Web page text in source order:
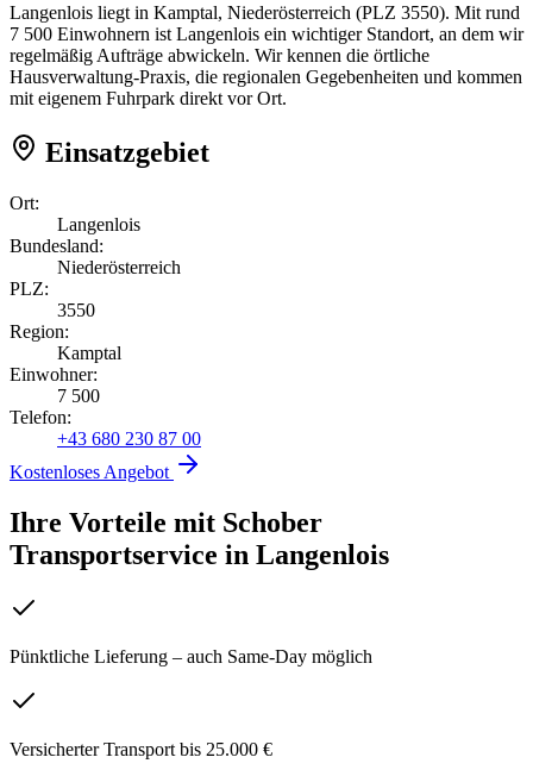
Langenlois liegt in Kamptal, Niederösterreich (PLZ 3550). Mit rund
7 500 Einwohnern ist Langenlois ein wichtiger Standort, an dem wir
regelmäßig Aufträge abwickeln. Wir kennen die örtliche
Hausverwaltung-Praxis, die regionalen Gegebenheiten und kommen
mit eigenem Fuhrpark direkt vor Ort.
Einsatzgebiet
Ort:
Langenlois
Bundesland:
Niederösterreich
PLZ:
3550
Region:
Kamptal
Einwohner:
7 500
Telefon:
+43 680 230 87 00
Kostenloses Angebot
Ihre Vorteile mit Schober
Transportservice in Langenlois
Pünktliche Lieferung – auch Same-Day möglich
Versicherter Transport bis 25.000 €